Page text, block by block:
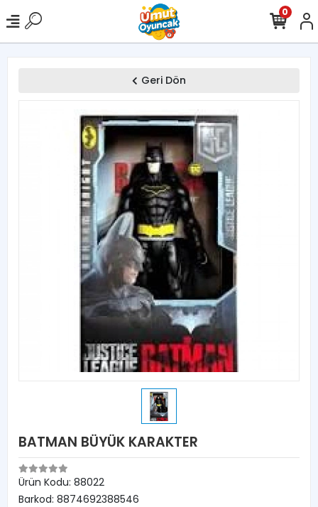
0
Geri Dön
BATMAN BÜYÜK KARAKTER
Ürün Kodu: 88022
Barkod: 8874692388546